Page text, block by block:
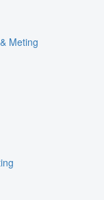
Meting